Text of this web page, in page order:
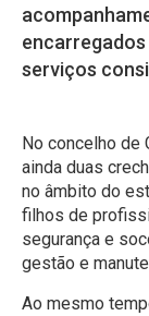
serviços
No concelho de
ainda duas
no âmbito do
filhos de
segurança e
gestão e
Ao mesmo